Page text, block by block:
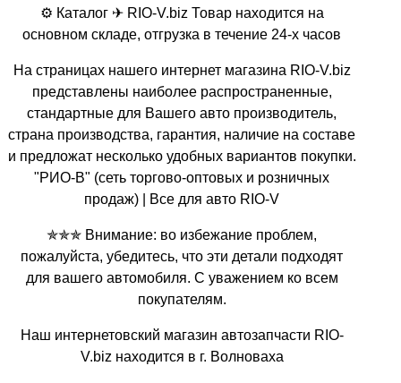
⚙️ Каталог ✈ RIO-V.biz Товар находится на
основном складе, отгрузка в течение 24-х часов
На страницах нашего интернет магазина RIO-V.biz
представлены наиболее распространенные,
стандартные для Вашего авто производитель,
страна производства, гарантия, наличие на составе
и предложат несколько удобных вариантов покупки.
"РИО-В" (сеть торгово-оптовых и розничных
продаж) | Все для авто RIO-V
✯✯✯ Внимание: во избежание проблем,
пожалуйста, убедитесь, что эти детали подходят
для вашего автомобиля. С уважением ко всем
покупателям.
Наш интернетовский магазин автозапчасти RIO-
V.biz находится в г. Волноваха